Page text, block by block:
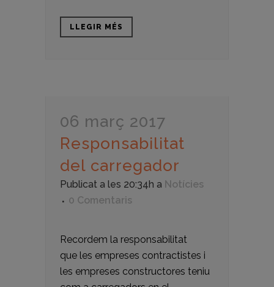
LLEGIR MÉS
06 març 2017
Responsabilitat
del carregador
Publicat a les 20:34h a Notícies
0 Comentaris
Recordem la responsabilitat
que les empreses contractistes i
les empreses constructores teniu